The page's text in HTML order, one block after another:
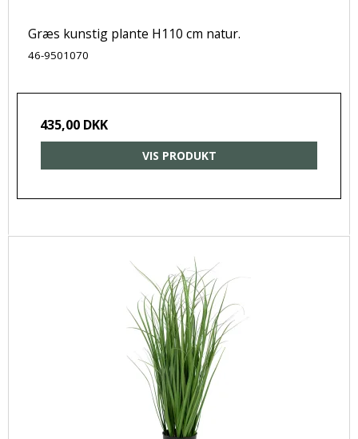
Græs kunstig plante H110 cm natur.
46-9501070
435,00 DKK
VIS PRODUKT